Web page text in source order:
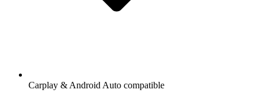
Carplay & Android Auto compatible